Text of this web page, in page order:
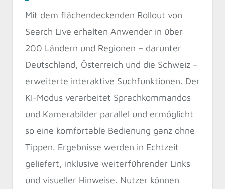
Mit dem flächendeckenden Rollout von
Search Live erhalten Anwender in über
200 Ländern und Regionen – darunter
Deutschland, Österreich und die Schweiz –
erweiterte interaktive Suchfunktionen. Der
KI-Modus verarbeitet Sprachkommandos
und Kamerabilder parallel und ermöglicht
so eine komfortable Bedienung ganz ohne
Tippen. Ergebnisse werden in Echtzeit
geliefert, inklusive weiterführender Links
und visueller Hinweise. Nutzer können